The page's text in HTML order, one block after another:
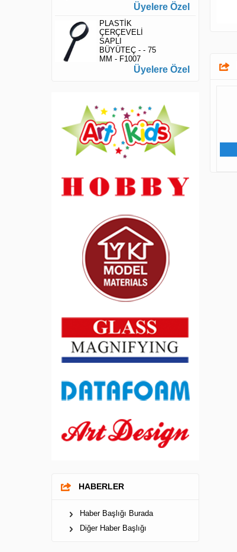
Üyelere Özel
PLASTİK
ÇERÇEVELİ
SAPLI
BÜYÜTEÇ - - 75
MM - F1007
Üyelere Özel
HABERLER
Haber Başlığı Burada
Diğer Haber Başlığı